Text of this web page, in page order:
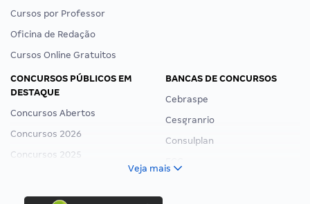
Cursos por Professor
Oficina de Redação
Cursos Online Gratuitos
CONCURSOS PÚBLICOS EM
DESTAQUE
Concursos Abertos
Concursos 2026
Concursos 2025
Concurso Ibama
BANCAS DE CONCURSOS
Cebraspe
Cesgranrio
Consulplan
Veja mais